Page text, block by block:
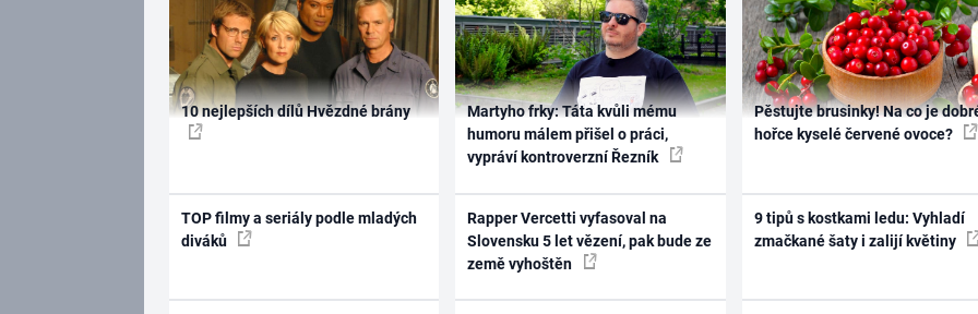
10 nejlepších dílů Hvězdné brány
TOP filmy a seriály podle mladých
diváků
Martyho frky: Táta kvůli mému
humoru málem přišel o práci,
vypráví kontroverzní Řezník
Rapper Vercetti vyfasoval na
Slovensku 5 let vězení, pak bude ze
země vyhoštěn
Pěstujte brusinky! Na co je
hořce kyselé červené ovoce?
9 tipů s kostkami ledu: Vyhladí
zmačkané šaty i zalijí květiny